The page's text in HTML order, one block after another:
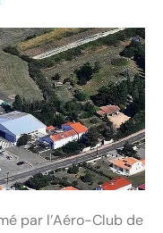
par l’Aéro-Club de